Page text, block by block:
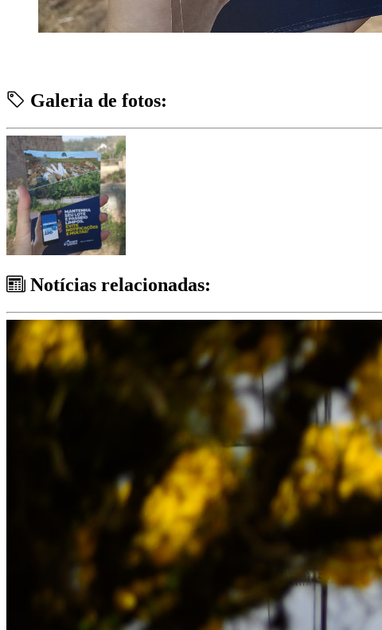
Galeria de fotos:
Notícias relacionadas: